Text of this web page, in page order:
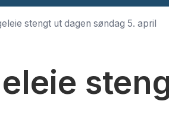
stengt ut dagen søndag 5. april